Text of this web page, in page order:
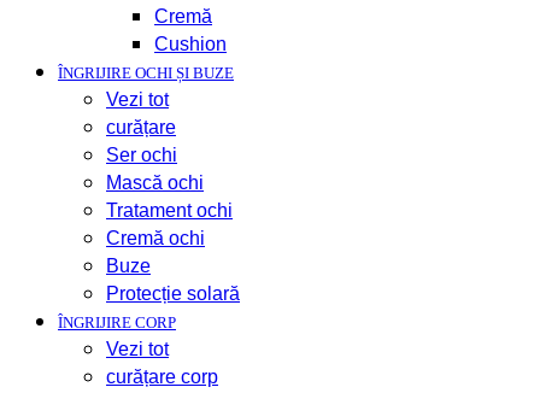
Cremă
Cushion
ÎNGRIJIRE OCHI ȘI BUZE
Vezi tot
curățare
Ser ochi
Mască ochi
Tratament ochi
Cremă ochi
Buze
Protecție solară
ÎNGRIJIRE CORP
Vezi tot
curățare corp